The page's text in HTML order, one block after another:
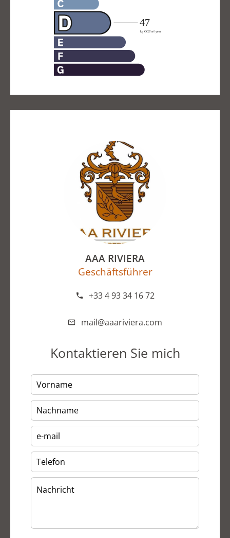
AAA RIVIERA
Geschäftsführer
+33 4 93 34 16 72
mail@aaariviera.com
Kontaktieren Sie mich